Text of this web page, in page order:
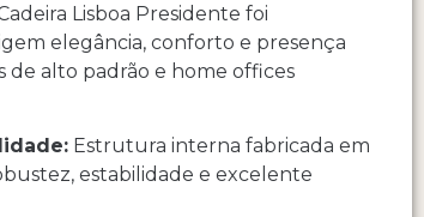
Lisboa Presidente foi
elegância, conforto e presença
de alto padrão e home offices
Estrutura interna fabricada em
estabilidade e excelente